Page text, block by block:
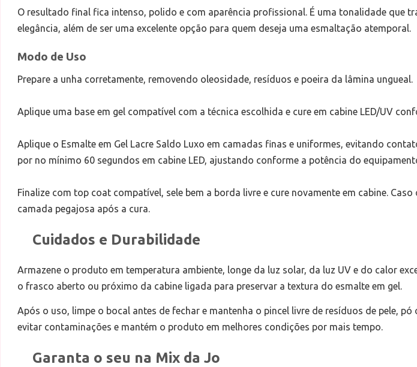
O resultado final fica intenso, polido e com aparência profissional. É uma tonalidade que
elegância, além de ser uma excelente opção para quem deseja uma esmaltação atemporal.
Modo de Uso
Prepare a unha corretamente, removendo oleosidade, resíduos e poeira da lâmina ungueal.
Aplique uma base em gel compatível com a técnica escolhida e cure em cabine LED/UV
Aplique o Esmalte em Gel Lacre Saldo Luxo em camadas finas e uniformes, evitando
por no mínimo 60 segundos em cabine LED, ajustando conforme a potência do
Finalize com top coat compatível, sele bem a borda livre e cure novamente em cabine.
camada pegajosa após a cura.
Cuidados e Durabilidade
Armazene o produto em temperatura ambiente, longe da luz solar, da luz UV e do calor
o frasco aberto ou próximo da cabine ligada para preservar a textura do esmalte em gel.
Após o uso, limpe o bocal antes de fechar e mantenha o pincel livre de resíduos de pele,
evitar contaminações e mantém o produto em melhores condições por mais tempo.
Garanta o seu na Mix da Jo